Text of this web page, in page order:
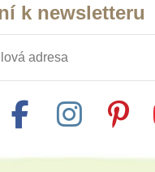
k newsletteru